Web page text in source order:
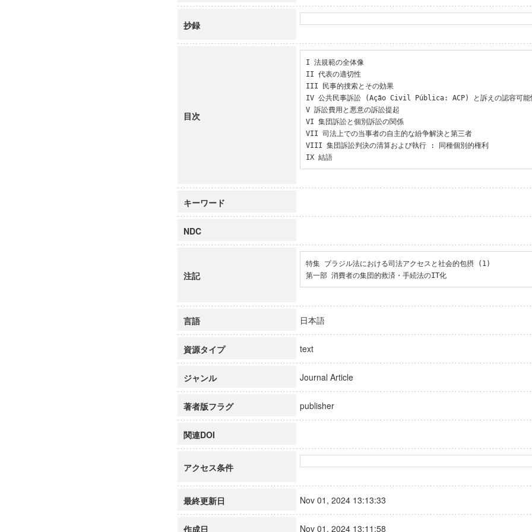
抄録
目次
I 法規範の全体像
II 代表の適切性
III 民事的捜索とその効果
IV 公共民事訴訟 (Ação Civil Pública: ACP) と訴えの認容可能
V 訴訟費用と悪意の訴訟提起
VI 集団訴訟と個別訴訟の関係
VII 司法上での当事者の自主的な紛争解決と第三者
VIII 集団訴訟判決の清算および執行 : 同種個別的権利
IX 結語
キーワード
NDC
注記
特集 ブラジル法における司法アクセスと社会的包摂 (1)
第一部 消費者の集団的救済・手続法のIT化
言語 日本語
資源タイプ text
ジャンル Journal Article
著者版フラグ publisher
関連DOI
アクセス条件
最終更新日 Nov 01, 2024 13:13:33
作成日 Nov 01, 2024 13:11:58